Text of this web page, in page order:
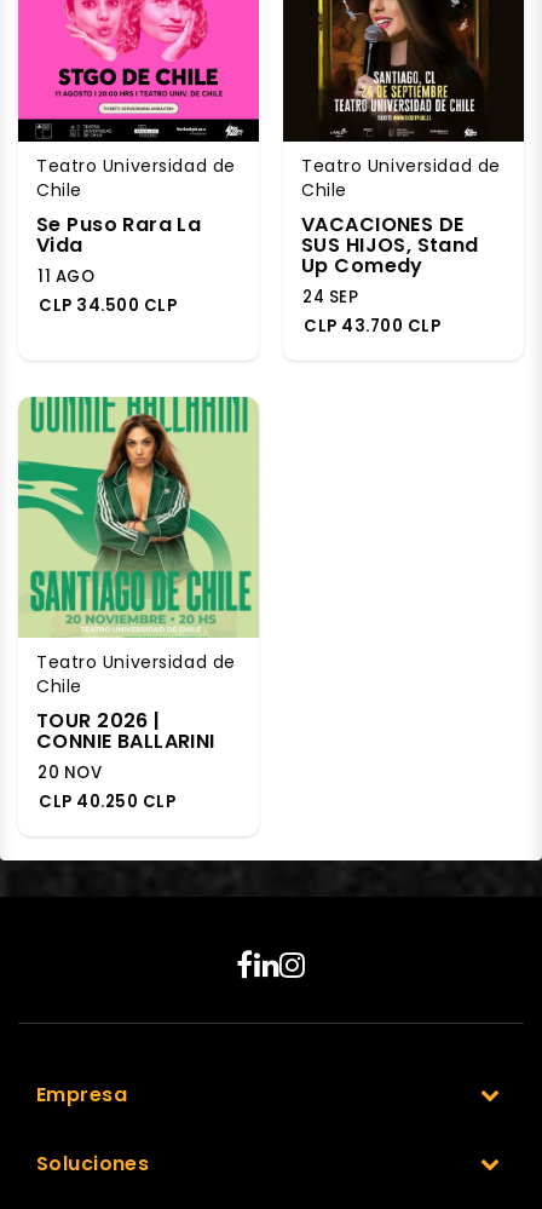
Teatro Universidad de
Chile
Se Puso Rara La
Vida
11 AGO
CLP 34.500 CLP
Teatro Universidad de
Chile
VACACIONES DE
SUS HIJOS, Stand
Up Comedy
24 SEP
CLP 43.700 CLP
Teatro Universidad de
Chile
TOUR 2026 |
CONNIE BALLARINI
20 NOV
CLP 40.250 CLP
Empresa
Soluciones